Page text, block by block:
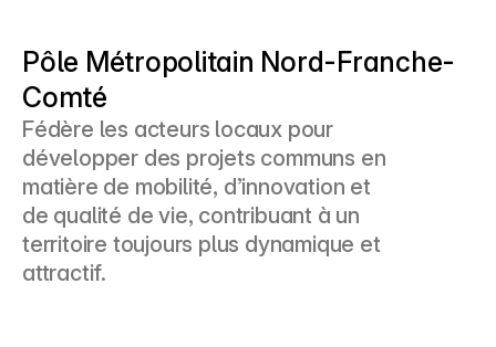
Pôle Métropolitain Nord-Franche-
Comté
Fédère les acteurs locaux pour
développer des projets communs en
matière de mobilité, d’innovation et
de qualité de vie, contribuant à un
territoire toujours plus dynamique et
attractif.